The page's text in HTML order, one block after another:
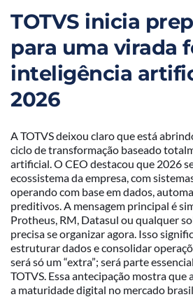
TOTVS inicia
para uma virada
inteligência
2026
A TOTVS deixou claro que está
ciclo de transformação baseado
artificial. O CEO destacou que 2026
ecossistema da empresa, com
operando com base em dados,
preditivos. A mensagem principal é
Protheus, RM, Datasul ou qualquer
precisa se organizar agora. Isso
estruturar dados e consolidar
será só um “extra”; será parte
TOTVS. Essa antecipação mostra que
a maturidade digital no mercado